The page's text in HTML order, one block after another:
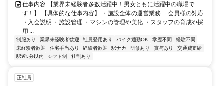
仕事内容 【業界未経験者多数活躍中！男女ともに活躍中の職場で
す！】 【具体的な仕事内容】 ・施設全体の運営業務 ・会員様の対応
・入会説明 ・施設管理 ・マシンの管理や美化 ・スタッフの育成や採
用 ...
制服あり 業界未経験者歓迎 社員登用あり バイク通勤OK 学歴不問
経験不問
未経験者歓迎
住宅手当あり 経験者歓迎 駅ナカ 研修あり 賞与あり
交通費支給
駅近5分以内
シフト制 社割あり
正社員